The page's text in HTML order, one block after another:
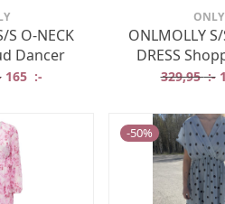
S O-NECK
Dancer
Det ursprungliga priset var: 329,95
165 :-Det nuvarande priset är: 165
ONLY
ONLMOLLY
DRESS
329,95:-
-50%